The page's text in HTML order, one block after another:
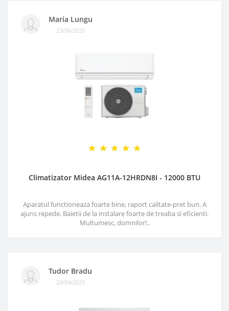
Maria Lungu
23/06/2025
Climatizator Midea AG11A-12HRDN8I - 12000 BTU
Aparatul functioneaza foarte bine, raport calitate-pret bun. A
ajuns repede. Baietii de la instalare foarte de treaba si eficienti.
Multumesc, domnilor!..
Tudor Bradu
23/04/2025